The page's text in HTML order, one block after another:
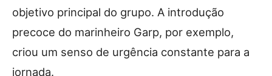
objetivo principal do grupo. A introdução
precoce do marinheiro Garp, por exemplo,
criou um senso de urgência constante para a
jornada.